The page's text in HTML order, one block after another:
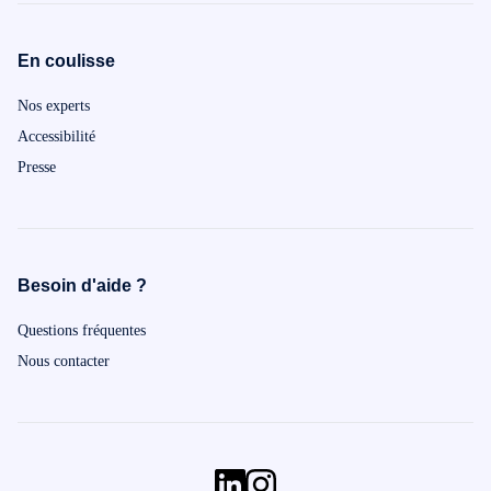
En coulisse
Nos experts
Accessibilité
Presse
Besoin d'aide ?
Questions fréquentes
Nous contacter